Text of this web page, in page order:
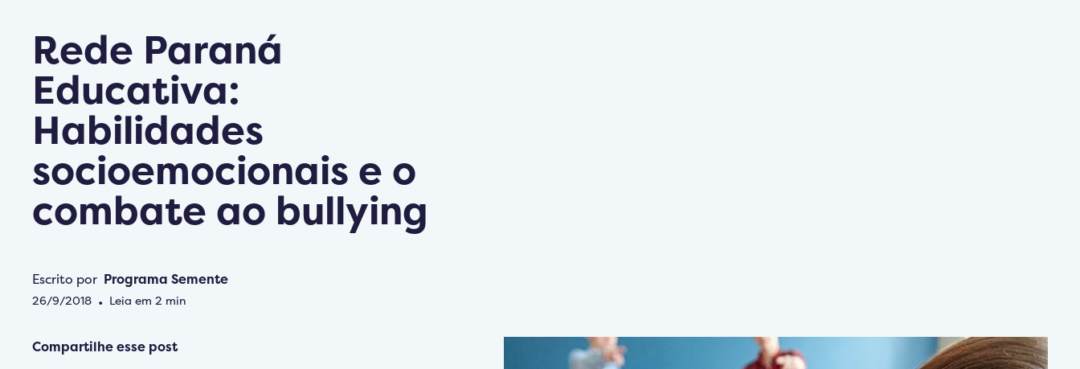
Rede Paraná
Educativa:
Habilidades
socioemocionais e o
combate ao bullying
Escrito por Programa Semente
26/9/2018 • Leia em 2 min
Compartilhe esse post